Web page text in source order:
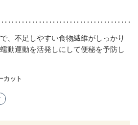
、不足しやすい食物繊維がしっかり
動運動を活発しにして便秘を予防し
カット